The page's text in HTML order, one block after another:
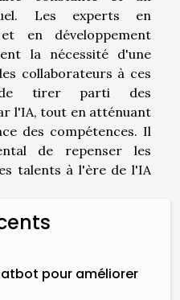
Les experts en
en développement
la nécessité d'une
collaborateurs à ces
de tirer parti des
l'IA, tout en atténuant
des compétences. Il
de repenser les
talents à l'ère de l'IA
pour améliorer